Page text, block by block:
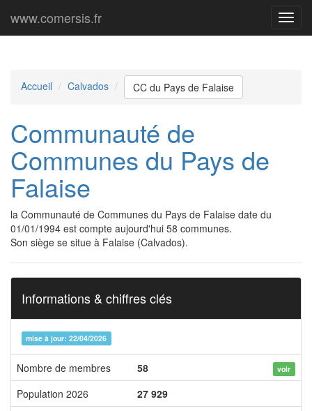
Menu
www.comersis.fr
Accueil Calvados CC du Pays de Falaise
Communauté de
Communes du Pays de
Falaise
la Communauté de Communes du Pays de Falaise date du
01/01/1994 est compte aujourd'hui 58 communes.
Son siège se situe à Falaise (Calvados).
Informations & chiffres clés
mise à jour: 22/04/2026
Nombre de membres 58 voir
Population 2026
27 929